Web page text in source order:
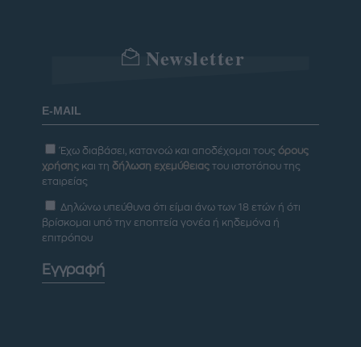
Newsletter
Έχω διαβάσει, κατανοώ και αποδέχομαι τους όρους
χρήσης και τη δήλωση εχεμύθειας του ιστοτόπου της
εταιρείας
Δηλώνω υπεύθυνα ότι είμαι άνω των 18 ετών ή ότι
βρίσκομαι υπό την εποπτεία γονέα ή κηδεμόνα ή
επιτρόπου
Εγγραφή